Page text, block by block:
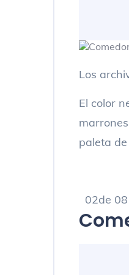
Los
El color
paleta
02de 08